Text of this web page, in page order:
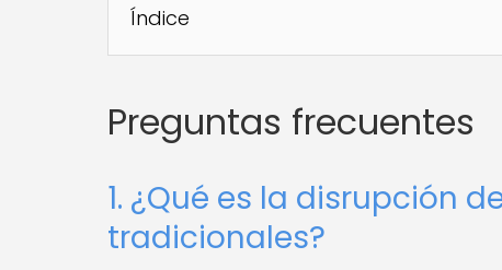
Índice
Preguntas frecuentes
1. ¿Qué es la disrupción
tradicionales?